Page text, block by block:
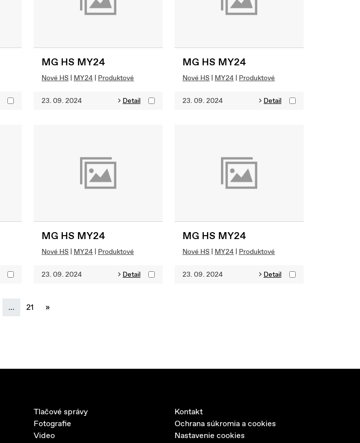
MG HS MY24
Nové HS | MY24 | Produktové
23. 09. 2024 Detail
MG HS MY24
Nové HS | MY24 | Produktové
23. 09. 2024 Detail
MG HS MY24
Nové HS | MY24 | Produktové
23. 09. 2024 Detail
MG HS MY24
Nové HS | MY24 | Produktové
23. 09. 2024 Detail
… 21 »
Tlačové správy
Fotografie
Video
Kontakt
Ochrana súkromia a cookies
Nastavenie cookies